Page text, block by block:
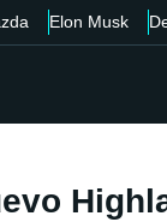
Elon Musk